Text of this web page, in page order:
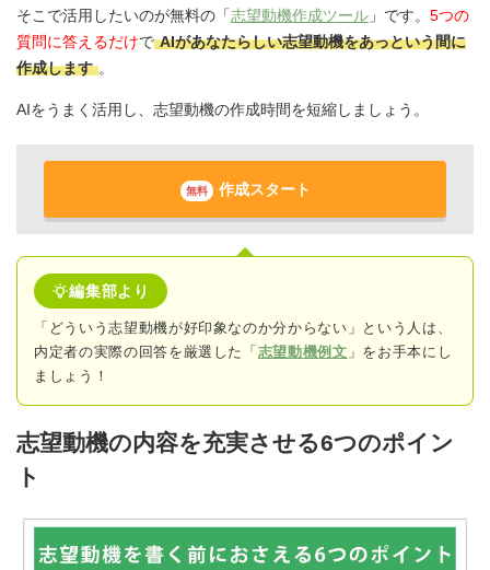
そこで活用したいのが無料の「志望動機作成ツール 」です。 5つの
質問に答えるだけで AIがあなたらしい志望動機をあっという間に
作成します 。
AIをうまく活用し、志望動機の作成時間を短縮しましょう。
無料 作成スタート
編集部より
「どういう志望動機が好印象なのか分からない」という人は、
内定者の実際の回答を厳選した「 志望動機例文 」をお手本にし
ましょう！
志望動機の内容を充実させる6つのポイン
ト